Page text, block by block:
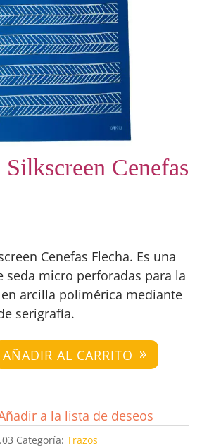
Cenefas
Cenefas Flecha. Es una
seda micro perforadas para la
arcilla polimérica mediante
serigrafía.
AÑADIR AL CARRITO
a la lista de deseos
Categoría: Trazos